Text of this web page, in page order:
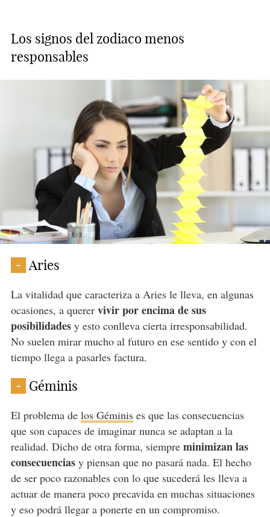
Los signos del zodiaco menos
responsables
+ Aries
La vitalidad que caracteriza a Aries le lleva, en algunas
ocasiones, a querer vivir por encima de sus
posibilidadesy esto conlleva cierta irresponsabilidad.
No suelen mirar mucho al futuro en ese sentido y con el
tiempo llega a pasarles factura.
+ Géminis
El problema de los Géminises que las consecuencias
que son capaces de imaginar nunca se adaptan a la
realidad. Dicho de otra forma, siempre minimizan las
consecuenciasy piensan que no pasará nada. El hecho
de ser poco razonables con lo que sucederá les lleva a
actuar de manera poco precavida en muchas situaciones
y eso podrá llegar a ponerte en un compromiso.